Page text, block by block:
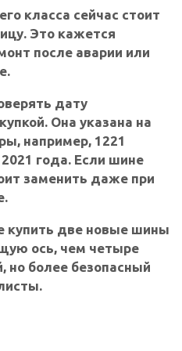
класса сейчас стоит
Это кажется
после аварии или
дату
Она указана на
например, 1221
года. Если шине
заменить даже при
купить две новые шины
ось, чем четыре
но более безопасный